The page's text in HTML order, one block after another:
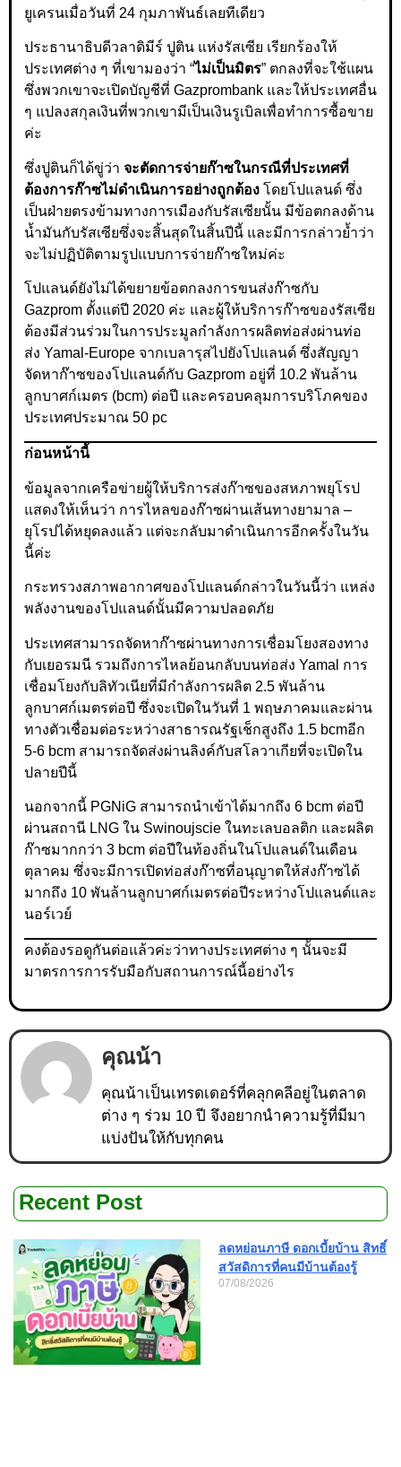
ยูเครนเมื่อวันที่ 24 กุมภาพันธ์เลยทีเดียว
ประธานาธิบดีวลาดิมีร์ ปูติน แห่งรัสเซีย เรียกร้องให้
ประเทศต่าง ๆ ที่เขามองว่า “ไม่เป็นมิตร” ตกลงที่จะใช้แผน
ซึ่งพวกเขาจะเปิดบัญชีที่ Gazprombank และให้ประเทศอื่น
ๆ แปลงสกุลเงินที่พวกเขามีเป็นเงินรูเบิลเพื่อทำการซื้อขาย
ค่ะ
ซึ่งปูตินก็ได้ขู่ว่า จะตัดการจ่ายก๊าซในกรณีที่ประเทศที่
ต้องการก๊าซไม่ดำเนินการอย่างถูกต้อง โดยโปแลนด์ ซึ่ง
เป็นฝ่ายตรงข้ามทางการเมืองกับรัสเซียนั้น มีข้อตกลงด้าน
น้ำมันกับรัสเซียซึ่งจะสิ้นสุดในสิ้นปีนี้ และมีการกล่าวย้ำว่า
จะไม่ปฏิบัติตามรูปแบบการจ่ายก๊าซใหม่ค่ะ
โปแลนด์ยังไม่ได้ขยายข้อตกลงการขนส่งก๊าซกับ
Gazprom ตั้งแต่ปี 2020 ค่ะ และผู้ให้บริการก๊าซของรัสเซีย
ต้องมีส่วนร่วมในการประมูลกำลังการผลิตท่อส่งผ่านท่อ
ส่ง Yamal-Europe จากเบลารุสไปยังโปแลนด์ ซึ่งสัญญา
จัดหาก๊าซของโปแลนด์กับ Gazprom อยู่ที่ 10.2 พันล้าน
ลูกบาศก์เมตร (bcm) ต่อปี และครอบคลุมการบริโภคของ
ประเทศประมาณ 50 pc
ก่อนหน้านี้
ข้อมูลจากเครือข่ายผู้ให้บริการส่งก๊าซของสหภาพยุโรป
แสดงให้เห็นว่า การไหลของก๊าซผ่านเส้นทางยามาล –
ยุโรปได้หยุดลงแล้ว แต่จะกลับมาดำเนินการอีกครั้งในวัน
นี้ค่ะ
กระทรวงสภาพอากาศของโปแลนด์กล่าวในวันนี้ว่า แหล่ง
พลังงานของโปแลนด์นั้นมีความปลอดภัย
ประเทศสามารถจัดหาก๊าซผ่านทางการเชื่อมโยงสองทาง
กับเยอรมนี รวมถึงการไหลย้อนกลับบนท่อส่ง Yamal การ
เชื่อมโยงกับลิทัวเนียที่มีกำลังการผลิต 2.5 พันล้าน
ลูกบาศก์เมตรต่อปี ซึ่งจะเปิดในวันที่ 1 พฤษภาคมและผ่าน
ทางตัวเชื่อมต่อระหว่างสาธารณรัฐเช็กสูงถึง 1.5 bcmอีก
5-6 bcm สามารถจัดส่งผ่านลิงค์กับสโลวาเกียที่จะเปิดใน
ปลายปีนี้
นอกจากนี้ PGNiG สามารถนำเข้าได้มากถึง 6 bcm ต่อปี
ผ่านสถานี LNG ใน Swinoujscie ในทะเลบอลติก และผลิต
ก๊าซมากกว่า 3 bcm ต่อปีในท้องถิ่นในโปแลนด์ในเดือน
ตุลาคม ซึ่งจะมีการเปิดท่อส่งก๊าซที่อนุญาตให้ส่งก๊าซได้
มากถึง 10 พันล้านลูกบาศก์เมตรต่อปีระหว่างโปแลนด์และ
นอร์เวย์
คงต้องรอดูกันต่อแล้วค่ะว่าทางประเทศต่าง ๆ นั้นจะมี
มาตรการการรับมือกับสถานการณ์นี้อย่างไร
คุณน้า
คุณน้าเป็นเทรดเดอร์ที่คลุกคลีอยู่ในตลาด
ต่าง ๆ ร่วม 10 ปี จึงอยากนำความรู้ที่มีมา
แบ่งปันให้กับทุกคน
Recent Post
ลดหย่อนภาษี ดอกเบี้ยบ้าน สิทธิ์
สวัสดิการที่คนมีบ้านต้องรู้
07/08/2026